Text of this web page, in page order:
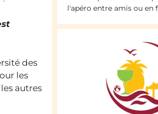
des
les
autres
l'apéro entre amis ou en